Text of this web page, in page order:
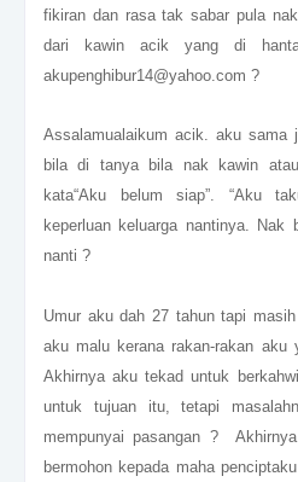
fikiran dan rasa tak sabar pula
dari kawin acik yang di
akupenghibur14@yahoo.com ?
Assalamualaikum acik. aku sama
bila di tanya bila nak kawin
kata“Aku belum siap”. “Aku
keperluan keluarga nantinya. Nak
nanti ?
Umur aku dah 27 tahun tapi
aku malu kerana rakan-rakan aku
Akhirnya aku tekad untuk
untuk tujuan itu, tetapi
mempunyai pasangan ?
bermohon kepada maha